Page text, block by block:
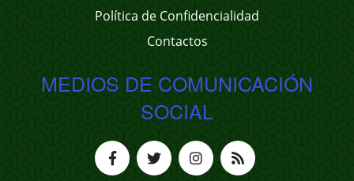
Política de Confidencialidad
Contactos
MEDIOS DE COMUNICACIÓN
SOCIAL